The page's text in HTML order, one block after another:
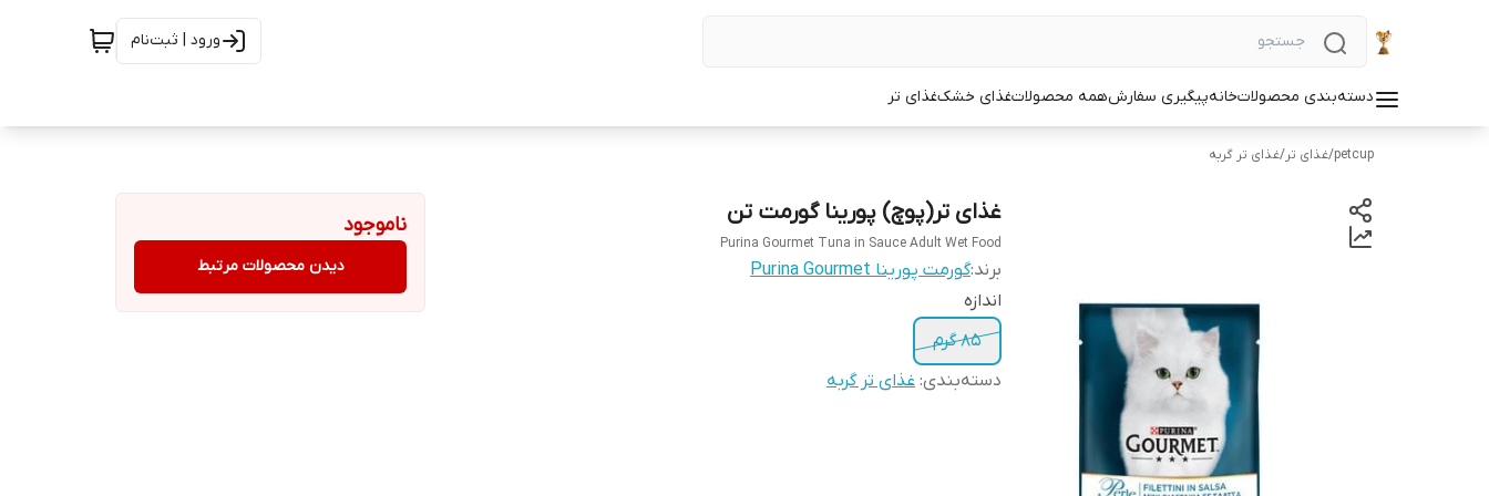
ورود | ثبت‌نام
دسته‌بندی محصولاتخانهپیگیری سفارشهمه محصولاتغذای خشکغذای تر
petcup
/غذای تر/غذای تر گربه
غذای تر(پوچ) پورینا گورمت تن
Purina Gourmet Tuna in Sauce Adult Wet Food
برند:گورمت پورینا Purina Gourmet
اندازه
85 گرم
دسته‌بندی: غذای تر گربه
ناموجود
دیدن محصولات مرتبط